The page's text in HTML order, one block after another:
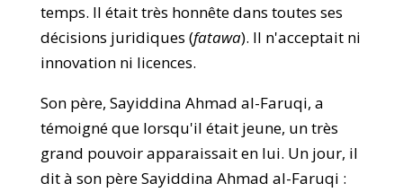
temps. Il était très honnête dans toutes ses
décisions juridiques (fatawa). Il n'acceptait ni
innovation ni licences.
Son père, Sayiddina Ahmad al-Faruqi, a
témoigné que lorsqu'il était jeune, un très
grand pouvoir apparaissait en lui. Un jour, il
dit à son père Sayiddina Ahmad al-Faruqi :